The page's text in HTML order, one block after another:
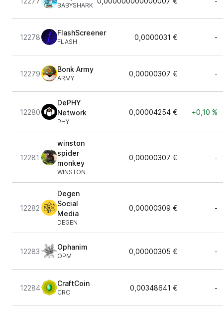
BABYSHARK
12278
FlashScreener
FLASH
0,0000031 € -
12279
Bonk Army
ARMY
0,00000307 € -
12280
DePHY
Network
PHY
0,00004254 € +0,10 %
12281
winston
spider
monkey
WINSTON
0,00000307 € -
12282
Degen
Social
Media
DEGEN
0,00000309 € -
12283
Ophanim
OPM
0,00000305 € -
12284
CraftCoin
CRC
0,00348641 € -